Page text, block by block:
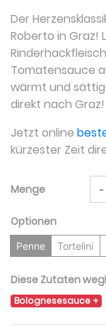
Der
Roberto in Graz!
Tomatensauce
wärmt und
direkt nach Graz!
Jetzt online
kürzester Zeit
Menge -
Optionen
Penne Tortelini
Diese Zutaten
Bolognesesauce